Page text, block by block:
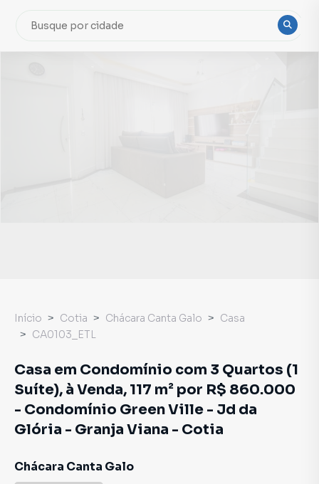
Início Cotia Chácara Canta Galo
Casa
CA0103_ETL
Casa em Condomínio com 3 Quartos (1
Suíte), à Venda, 117 m² por R$ 860.000
- Condomínio Green Ville - Jd da
Glória - Granja Viana - Cotia
Chácara Canta Galo